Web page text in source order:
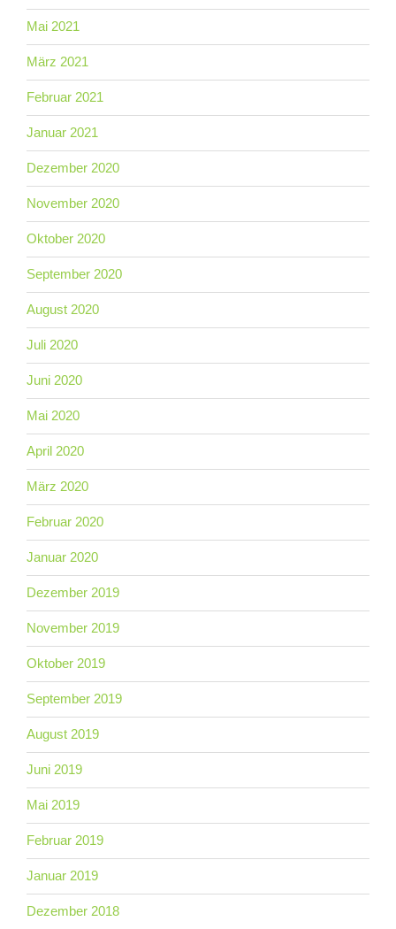
Mai 2021
März 2021
Februar 2021
Januar 2021
Dezember 2020
November 2020
Oktober 2020
September 2020
August 2020
Juli 2020
Juni 2020
Mai 2020
April 2020
März 2020
Februar 2020
Januar 2020
Dezember 2019
November 2019
Oktober 2019
September 2019
August 2019
Juni 2019
Mai 2019
Februar 2019
Januar 2019
Dezember 2018